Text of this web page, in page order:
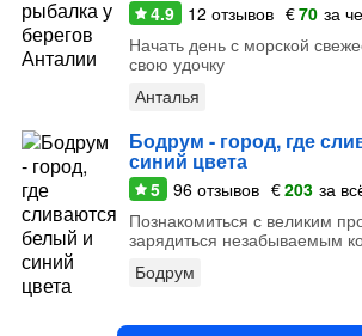
4.9 12 отзывов €70 за
Начать день с морской
свою удочку
Анталья
Бодрум - город, где
синий цвета
5 96 отзывов €203 за
Познакомиться с великим
зарядиться незабываемым
Бодрум